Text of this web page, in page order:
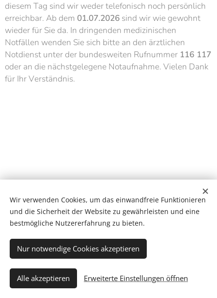
diesem Tag sind wir weder telefonisch noch persönlich
erreichbar. Ab dem 01.07.2026 sind wir wie gewohnt
wieder für Sie da. In dringenden medizinischen
Notfällen wenden Sie sich bitte an den ärztlichen
Notdienst unter der bundesweiten Rufnummer 116 117
oder an die nächstgelegene Notaufnahme. Vielen Dank
für Ihr Verständnis.
Praxis für ganzheitliche Medizin Hamburg-Stellingen, Kieler Straße
413, 22525 Hamburg
Datenschutz
Cookies
Wir verwenden Cookies, um das einwandfreie Funktionieren
und die Sicherheit der Website zu gewährleisten und eine
bestmögliche Nutzererfahrung zu bieten.
Nur notwendige Cookies akzeptieren
Alle akzeptieren Erweiterte Einstellungen öffnen